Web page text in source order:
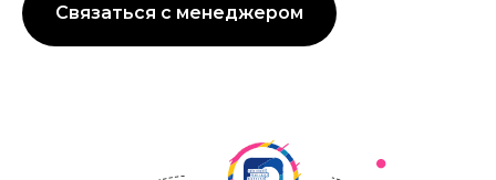
Связаться с менеджером